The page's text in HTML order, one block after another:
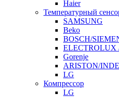
Haier
Температурный
SAMSUNG
Beko
BOSCH/
ELECTROLUX
Gorenje
ARISTON/
LG
Компрессор
LG